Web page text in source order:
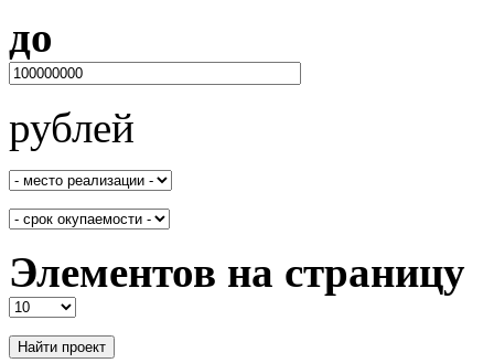
до
рублей
Элементов на страницу